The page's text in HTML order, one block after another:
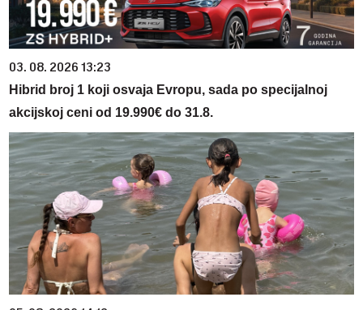
03. 08. 2026 13:23
Hibrid broj 1 koji osvaja Evropu, sada po specijalnoj
akcijskoj ceni od 19.990€ do 31.8.